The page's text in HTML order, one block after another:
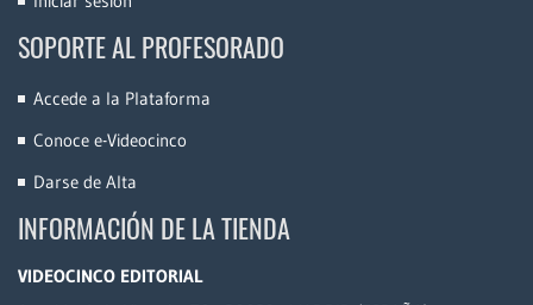
SOPORTE AL PROFESORADO
Accede a la Plataforma
Conoce e-Videocinco
Darse de Alta
INFORMACIÓN DE LA TIENDA
VIDEOCINCO EDITORIAL